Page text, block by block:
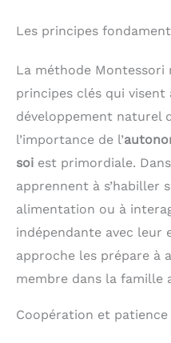
Les principes
La méthode Montessori
principes clés qui visent
développement naturel
l’importance de l’
soi est primordiale.
apprennent à s’habiller
alimentation ou à
indépendante avec leur
approche les prépare à
membre dans la famille
Coopération et patience